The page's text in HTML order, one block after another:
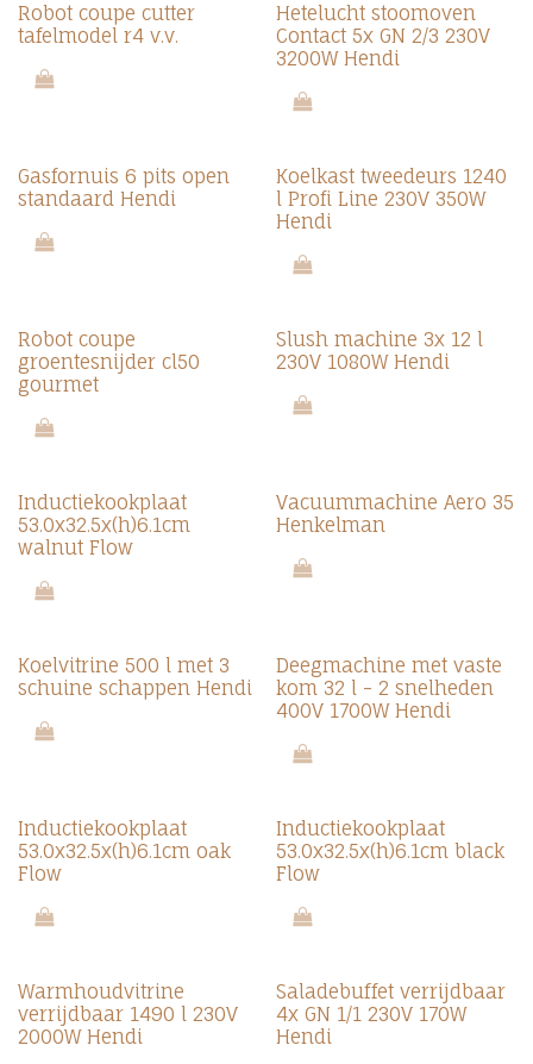
Robot coupe cutter
tafelmodel r4 v.v.
Hetelucht stoomoven
Contact 5x GN 2/3 230V
3200W Hendi
Gasfornuis 6 pits open
standaard Hendi
Koelkast tweedeurs 1240
l Profi Line 230V 350W
Hendi
Robot coupe
groentesnijder cl50
gourmet
Slush machine 3x 12 l
230V 1080W Hendi
Inductiekookplaat
53.0x32.5x(h)6.1cm
walnut Flow
Vacuummachine Aero 35
Henkelman
Koelvitrine 500 l met 3
schuine schappen Hendi
Deegmachine met vaste
kom 32 l - 2 snelheden
400V 1700W Hendi
Inductiekookplaat
53.0x32.5x(h)6.1cm oak
Flow
Inductiekookplaat
53.0x32.5x(h)6.1cm black
Flow
Warmhoudvitrine
verrijdbaar 1490 l 230V
2000W Hendi
Saladebuffet verrijdbaar
4x GN 1/1 230V 170W
Hendi